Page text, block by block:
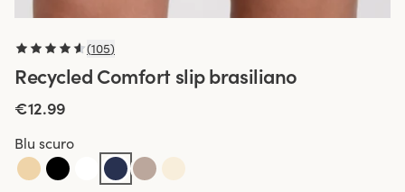
(105)
Recycled Comfort slip brasiliano
€12.99
Blu scuro